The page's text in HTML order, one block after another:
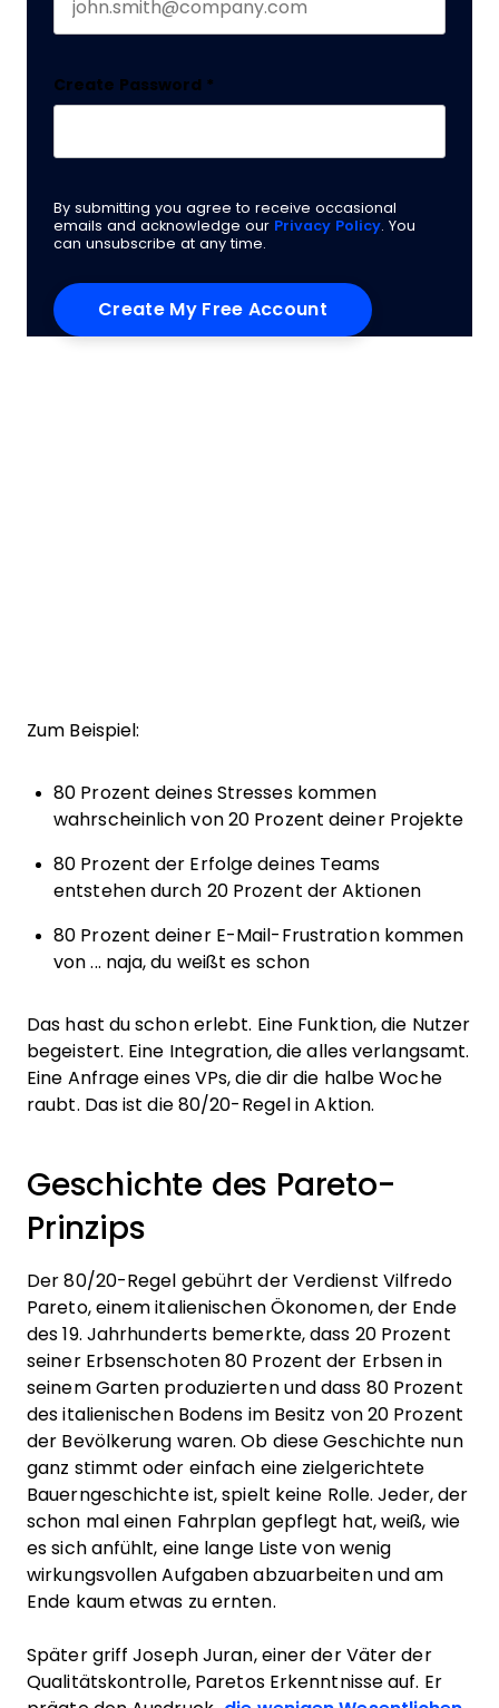
Create Password *
By submitting you agree to receive occasional
emails and acknowledge our Privacy Policy. You
can unsubscribe at any time.
Zum Beispiel:
80 Prozent deines Stresses kommen
wahrscheinlich von 20 Prozent deiner Projekte
80 Prozent der Erfolge deines Teams
entstehen durch 20 Prozent der Aktionen
80 Prozent deiner E-Mail-Frustration kommen
von ... naja, du weißt es schon
Das hast du schon erlebt. Eine Funktion, die Nutzer
begeistert. Eine Integration, die alles verlangsamt.
Eine Anfrage eines VPs, die dir die halbe Woche
raubt. Das ist die 80/20-Regel in Aktion.
Geschichte des Pareto-
Prinzips
Der 80/20-Regel gebührt der Verdienst Vilfredo
Pareto, einem italienischen Ökonomen, der Ende
des 19. Jahrhunderts bemerkte, dass 20 Prozent
seiner Erbsenschoten 80 Prozent der Erbsen in
seinem Garten produzierten und dass 80 Prozent
des italienischen Bodens im Besitz von 20 Prozent
der Bevölkerung waren. Ob diese Geschichte nun
ganz stimmt oder einfach eine zielgerichtete
Bauerngeschichte ist, spielt keine Rolle. Jeder, der
schon mal einen Fahrplan gepflegt hat, weiß, wie
es sich anfühlt, eine lange Liste von wenig
wirkungsvollen Aufgaben abzuarbeiten und am
Ende kaum etwas zu ernten.
Später griff Joseph Juran, einer der Väter der
Qualitätskontrolle, Paretos Erkenntnisse auf. Er